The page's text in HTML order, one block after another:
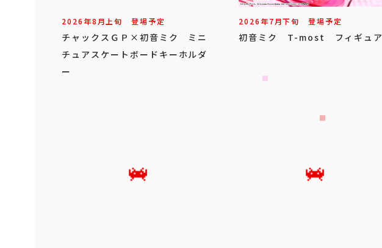
2026年8月上旬 登場予定
チャックスＧＰ×初音ミク ミニ
チュアスケートボードキーホルダ
ー
2026年7月下旬 登場予定
初音ミク T-most フィギュア